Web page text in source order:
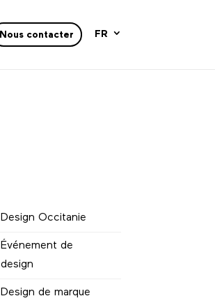
Nous contacter FR
Design Occitanie
Événement de
design
Design de marque